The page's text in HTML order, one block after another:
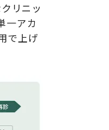
リニッ
一アカ
で上げ